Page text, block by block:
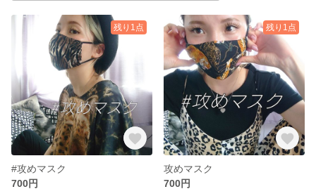
残り1点
#攻めマスク
700円
残り1点
攻めマスク
700円